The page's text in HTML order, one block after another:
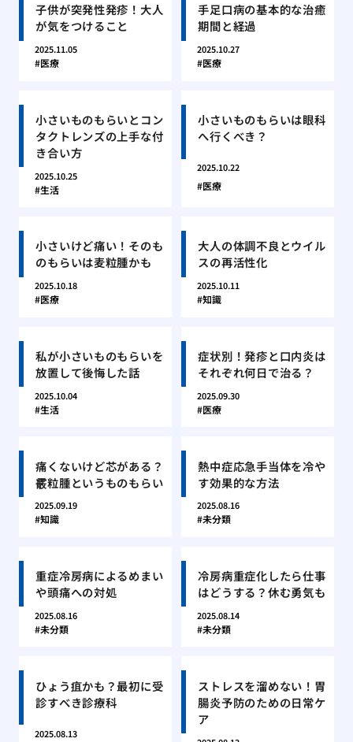
子供が突発性発疹！大人
が気をつけること
2025.11.05
医療
手足口病の基本的な治癒
期間と経過
2025.10.27
医療
小さいものもらいとコン
タクトレンズの上手な付
き合い方
2025.10.25
生活
小さいものもらいは眼科
へ行くべき？
2025.10.22
医療
小さいけど痛い！そのも
のもらいは麦粒腫かも
2025.10.18
医療
大人の体調不良とウイル
スの再活性化
2025.10.11
知識
私が小さいものもらいを
放置して後悔した話
2025.10.04
生活
症状別！発疹と口内炎は
それぞれ何日で治る？
2025.09.30
医療
痛くないけど芯がある？
霰粒腫というものもらい
2025.09.19
知識
熱中症応急手当体を冷や
す効果的な方法
2025.08.16
未分類
重症冷房病によるめまい
や頭痛への対処
2025.08.16
未分類
冷房病重症化したら仕事
はどうする？休む勇気も
2025.08.14
未分類
ひょう疽かも？最初に受
診すべき診療科
2025.08.13
ストレスを溜めない！胃
腸炎予防のための日常ケ
ア